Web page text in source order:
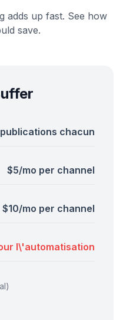
adds up fast. See how
save.
chacun
$5/mo per channel
$10/mo per channel
l\'automatisation